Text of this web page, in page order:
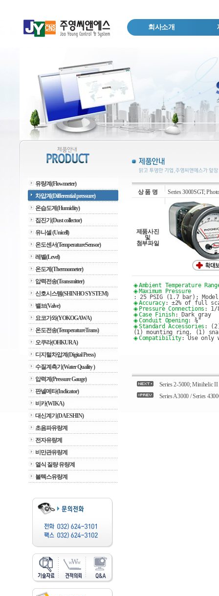
회사소개
유량계(Flowmeter)
차압계(Differential pressure)
온습도계(Humidity)
집진기(Dust collector)
유니셀 (Unicell)
온도센서(TemperatureSensor)
레벨(Level)
온도계(Thermometer)
압력전송(Transmitter)
신호시스템(SHINHO SYSTEM)
밸브(Valve)
요코가와(YOKOGAWA)
온도전송(TemperatureTrans)
오쿠라(OHKURA)
디지털차압계(Digital Press)
수질계측기(Water Quality )
압력계(Pressure Gauge)
판넬메타(Indicator)
비카(WIKA)
대신계기(DAESHIN)
초음파유량계
전자유량계
비만관유량계
열식 질량 유량계
볼텍스유량계
상 품 명 Series 3000SGT;
제품사진
및
첨부파일
◈ Ambient Temperature
◈ Maximum Pressure
: 25 PSIG (1.7 bar);
◈ Accuracy: ±2% of full
◈ Pressure Connections : 1/
◈Case Finish: Dark gray
◈ Conduit Opening: ¾"
◈ Standard Accessories :
(1) mounting ring, (1)
◈ Compatibility: Use only
Series 2-5000; Minihelic
Series A3000 / Series